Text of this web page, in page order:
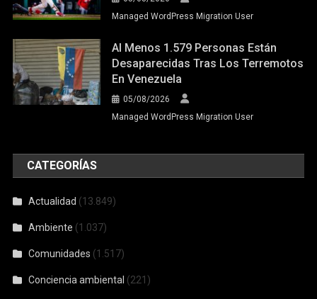
Managed WordPress Migration User
Al Menos 1.579 Personas Están
Desaparecidas Tras Los Terremotos
En Venezuela
05/08/2026
Managed WordPress Migration User
CATEGORÍAS
Actualidad (13.849)
Ambiente (1.037)
Comunidades (1.517)
Conciencia ambiental (221)